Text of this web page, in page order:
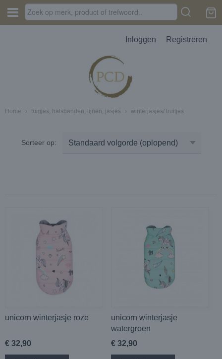
Inloggen Registreren
Home › tuigjes, halsbanden, lijnen, jasjes › winterjasjes/ truitjes
Sorteer op:
unicorn winterjasje roze
€ 32,90
unicorn winterjasje
watergroen
€ 32,90